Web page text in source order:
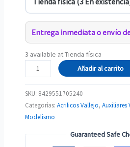
Entrega inmediata o envío
3 available at Tienda física
70.524
Thinner
(diluyente)
Añadir al carrito
SKU: 8429551705240
Categorías:Acrilicos Vallejo,Auxiliares
Modelismo
Guaranteed Safe